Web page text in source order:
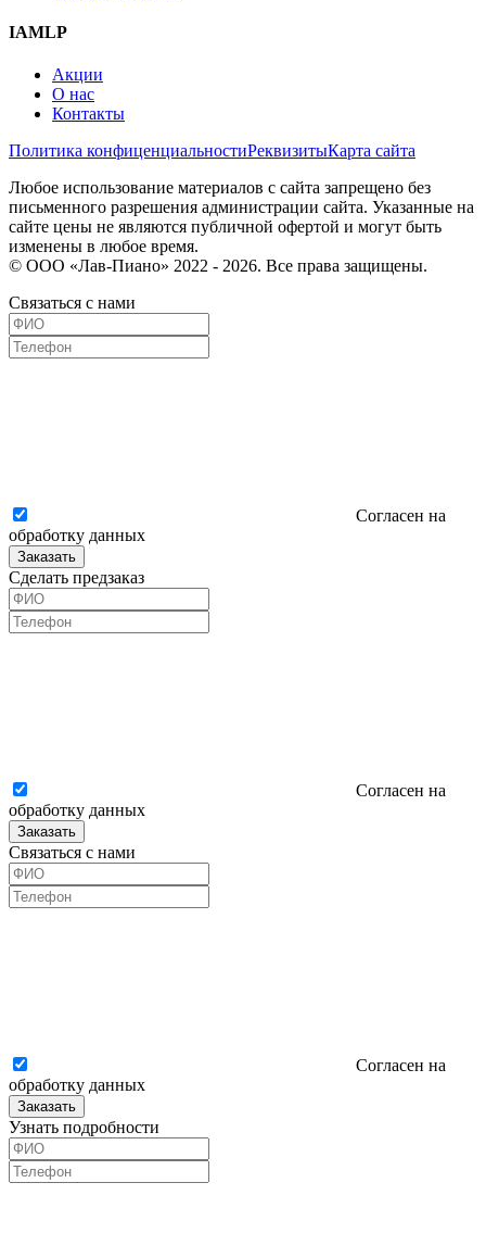
IAMLP
Акции
О нас
Контакты
Политика конфиценциальностиРеквизитыКарта сайта
Любое использование материалов с сайта запрещено без
письменного разрешения администрации сайта. Указанные на
сайте цены не являются публичной офертой и могут быть
изменены в любое время.
© ООО «Лав-Пиано» 2022 - 2026. Все права защищены.
Связаться с нами
Согласен на
обработку данных
Заказать
Сделать предзаказ
Согласен на
обработку данных
Заказать
Связаться с нами
Согласен на
обработку данных
Заказать
Узнать подробности